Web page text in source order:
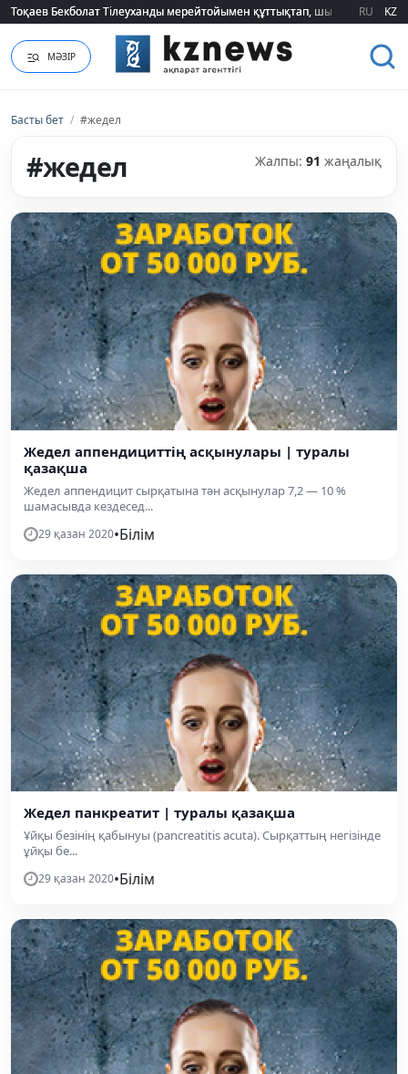
2026 жылғы білім грантын иеленгендердің тізімі жарияланды (ТІЗІМ)
RU KZ
МӘЗІР
Басты бет / #жедел
#жедел Жалпы: 91 жаңалық
Жедел аппендициттің асқынулары | туралы
қазақша
Жедел аппендицит сырқатына тән асқынулар 7,2 — 10 %
шамасывда кездесед...
29 қазан 2020•Білім
Жедел панкреатит | туралы қазақша
Ұйқы безінің қабынуы (pancreatitis acuta). Сырқаттың негізінде
ұйқы бе...
29 қазан 2020•Білім